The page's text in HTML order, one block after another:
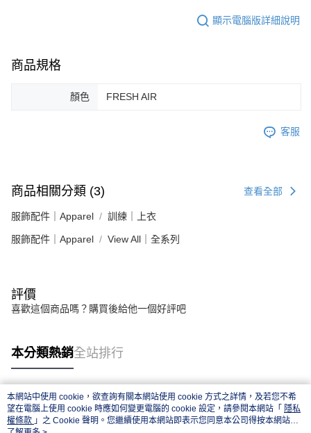
顯示電腦版詳細說明
商品規格
顏色 FRESH AIR
客服
商品相關分類 (3) 查看全部
服飾配件｜Apparel 訓練｜上衣
服飾配件｜Apparel View All｜全系列
評價
喜歡這個商品嗎？購買後給他一個好評吧
本分類熱銷全站排行
熱門標籤
本網站中使用 cookie，欲查詢有關本網站使用 cookie 方式之詳情，及若您不希
望在電腦上使用 cookie 時應如何變更電腦的 cookie 設定，請參閱本網站「 隱私
權條款 」之 Cookie 聲明。您繼續使用本網站即表示您同意本公司得按本網站使